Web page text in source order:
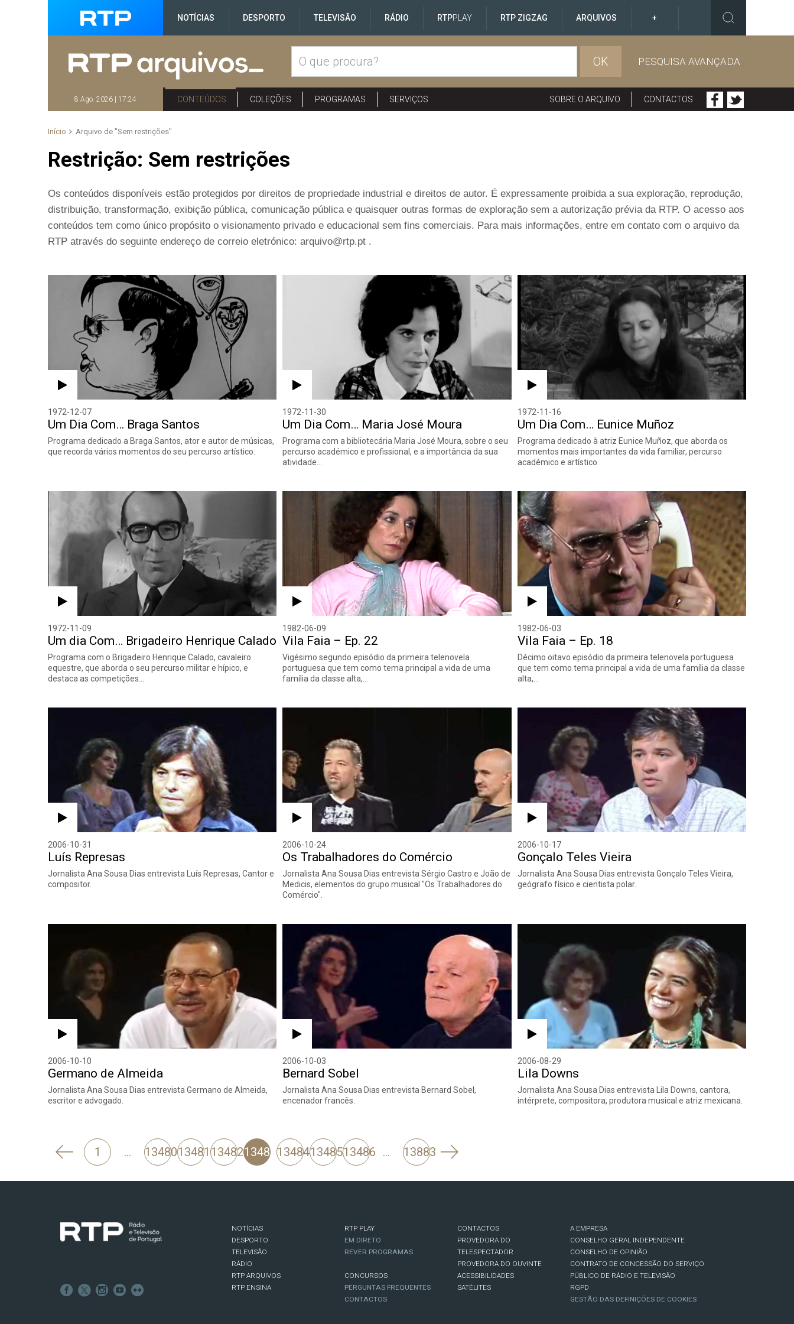
NOTÍCIAS DESPORTO TELEVISÃO RÁDIO RTPPLAY RTP ZIGZAG ARQUIVOS +
OK PESQUISA AVANÇADA
8 Ago. 2026 | 17:24 CONTEÚDOS COLEÇÕES PROGRAMAS SERVIÇOS SOBRE O ARQUIVO CONTACTOS
Início Arquivo de "Sem restrições"
Restrição: Sem restrições
Os conteúdos disponíveis estão protegidos por direitos de propriedade industrial e direitos de autor. É expressamente proibida a sua exploração, reprodução,
distribuição, transformação, exibição pública, comunicação pública e quaisquer outras formas de exploração sem a autorização prévia da RTP. O acesso aos
conteúdos tem como único propósito o visionamento privado e educacional sem fins comerciais. Para mais informações, entre em contato com o arquivo da
RTP através do seguinte endereço de correio eletrónico: arquivo@rtp.pt .
1972-12-07
Um Dia Com… Braga Santos
Programa dedicado a Braga Santos, ator e autor de músicas,
que recorda vários momentos do seu percurso artístico.
1972-11-30
Um Dia Com… Maria José Moura
Programa com a bibliotecária Maria José Moura, sobre o seu
percurso académico e profissional, e a importância da sua
atividade…
1972-11-16
Um Dia Com… Eunice Muñoz
Programa dedicado à atriz Eunice Muñoz, que aborda os
momentos mais importantes da vida familiar, percurso
académico e artístico.
1972-11-09
Um dia Com… Brigadeiro Henrique Calado
Programa com o Brigadeiro Henrique Calado, cavaleiro
equestre, que aborda o seu percurso militar e hípico, e
destaca as competições…
1982-06-09
Vila Faia – Ep. 22
Vigésimo segundo episódio da primeira telenovela
portuguesa que tem como tema principal a vida de uma
família da classe alta,…
1982-06-03
Vila Faia – Ep. 18
Décimo oitavo episódio da primeira telenovela portuguesa
que tem como tema principal a vida de uma família da classe
alta,…
2006-10-31
Luís Represas
Jornalista Ana Sousa Dias entrevista Luís Represas, Cantor e
compositor.
2006-10-24
Os Trabalhadores do Comércio
Jornalista Ana Sousa Dias entrevista Sérgio Castro e João de
Medicis, elementos do grupo musical "Os Trabalhadores do
Comércio".
2006-10-17
Gonçalo Teles Vieira
Jornalista Ana Sousa Dias entrevista Gonçalo Teles Vieira,
geógrafo físico e cientista polar.
2006-10-10
Germano de Almeida
Jornalista Ana Sousa Dias entrevista Germano de Almeida,
escritor e advogado.
2006-10-03
Bernard Sobel
Jornalista Ana Sousa Dias entrevista Bernard Sobel,
encenador francês.
2006-08-29
Lila Downs
Jornalista Ana Sousa Dias entrevista Lila Downs, cantora,
intérprete, compositora, produtora musical e atriz mexicana.
'
Anterior
1 … 13480134811348213483134841348513486 … 13883 Seguinte
NOTÍCIAS
DESPORTO
TELEVISÃO
RÁDIO
RTP ARQUIVOS
RTP ENSINA
RTP PLAY
EM DIRETO
REVER PROGRAMAS
CONCURSOS
PERGUNTAS FREQUENTES
CONTACTOS
CONTACTOS
PROVEDORA DO
TELESPECTADOR
PROVEDORA DO OUVINTE
ACESSIBILIDADES
SATÉLITES
A EMPRESA
CONSELHO GERAL INDEPENDENTE
CONSELHO DE OPINIÃO
CONTRATO DE CONCESSÃO DO SERVIÇO
PÚBLICO DE RÁDIO E TELEVISÃO
RGPD
GESTÃO DAS DEFINIÇÕES DE COOKIES